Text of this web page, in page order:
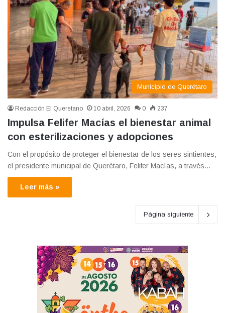
Municipio de Querétaro
Redacción El Queretano 10 abril, 2026 0 237
Impulsa Felifer Macías el bienestar animal
con esterilizaciones y adopciones
Con el propósito de proteger el bienestar de los seres sintientes,
el presidente municipal de Querétaro, Felifer Macías, a través…
Leer más »
Página siguiente